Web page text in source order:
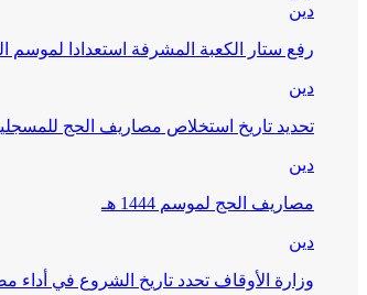
دين
رفع ستار الكعبة المشرفة استعدادا لموسم
دين
تحديد تاريخ استخلاص مصاريف الحج للمسجلين
دين
مصاريف الحج لموسم 1444 هـ
دين
وزارة الأوقاف تحدد تاريخ الشروع في أداء